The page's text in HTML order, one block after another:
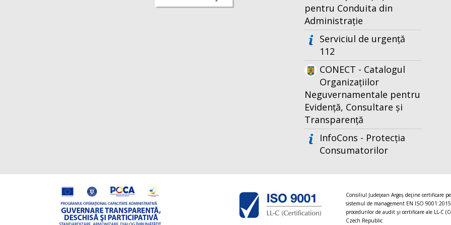
pentru Conduita din
Administrație
Serviciul de urgență
112
CONECT - Catalogul
Organizațiilor
Neguvernamentale pentru
Evidență, Consultare și
Transparență
InfoCons - Protecția
Consumatorilor
Consiliul Judeţean Argeș deţine certificare
sistemul de management EN ISO
procedurilor de audit şi certificare ale LL-C
Czech Republic